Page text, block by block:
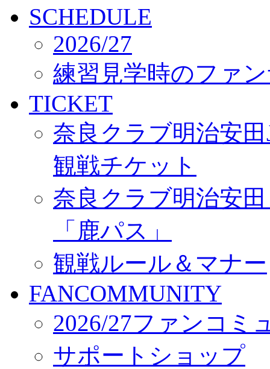
SCHEDULE
2026/27
練習見学時のファ
TICKET
奈良クラブ明治安
観戦チケット
奈良クラブ明治安
「鹿パス」
観戦ルール＆マナー
FANCOMMUNITY
2026/27ファンコミ
サポートショップ